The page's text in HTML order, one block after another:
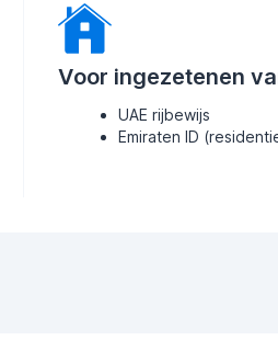
Voor ingezetenen
UAE rijbewijs
Emiraten ID